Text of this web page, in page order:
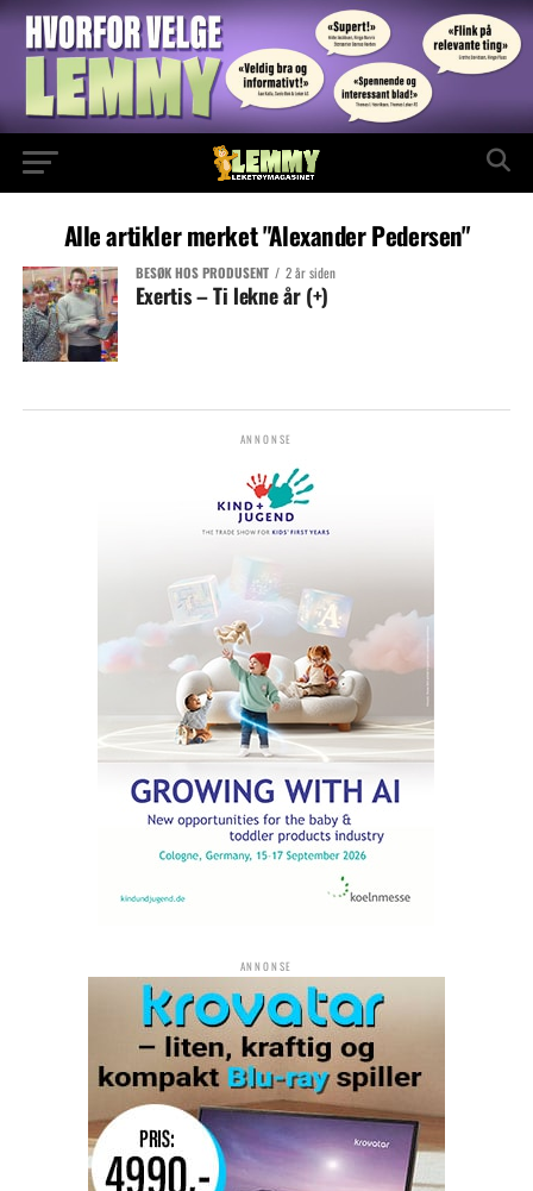
Alle artikler merket "Alexander Pedersen"
BESØK HOS PRODUSENT 2 år siden
Exertis – Ti lekne år (+)
ANNONSE
ANNONSE